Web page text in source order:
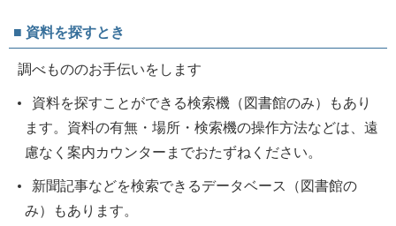
■ 資料を探すとき
調べもののお手伝いをします
資料を探すことができる検索機（図書館のみ）もあり
ます。資料の有無・場所・検索機の操作方法などは、遠
慮なく案内カウンターまでおたずねください。
新聞記事などを検索できるデータベース（図書館の
み）もあります。